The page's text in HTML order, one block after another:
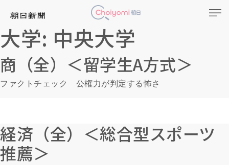
大学: 中央大学
商（全）＜留学生A方式＞
ファクトチェック 公権力が判定する怖さ
経済（全）＜総合型スポーツ
推薦＞